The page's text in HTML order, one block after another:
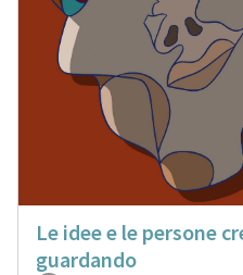
Le idee e le persone
guardando